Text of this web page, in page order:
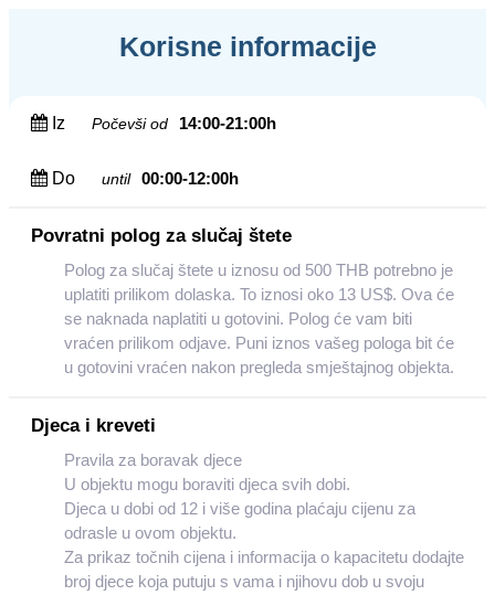
Korisne informacije
Iz Počevši od 14:00-21:00h
Do until 00:00-12:00h
Povratni polog za slučaj štete
Polog za slučaj štete u iznosu od 500 THB potrebno je
uplatiti prilikom dolaska. To iznosi oko 13 US$. Ova će
se naknada naplatiti u gotovini. Polog će vam biti
vraćen prilikom odjave. Puni iznos vašeg pologa bit će
u gotovini vraćen nakon pregleda smještajnog objekta.
Djeca i kreveti
Pravila za boravak djece
U objektu mogu boraviti djeca svih dobi.
Djeca u dobi od 12 i više godina plaćaju cijenu za
odrasle u ovom objektu.
Za prikaz točnih cijena i informacija o kapacitetu dodajte
broj djece koja putuju s vama i njihovu dob u svoju